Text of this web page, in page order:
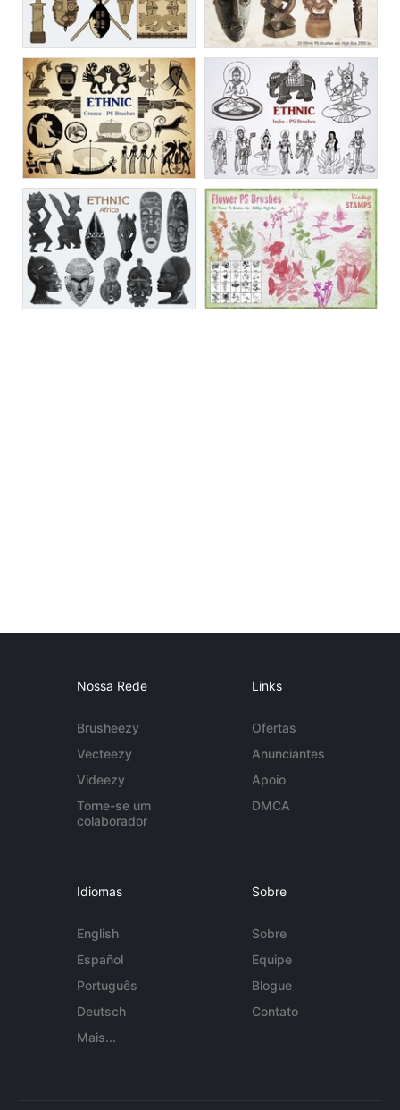
Nossa Rede
Brusheezy
Vecteezy
Videezy
Torne-se um
colaborador
Links
Ofertas
Anunciantes
Apoio
DMCA
Idiomas
English
Español
Português
Deutsch
Mais...
Sobre
Sobre
Equipe
Blogue
Contato